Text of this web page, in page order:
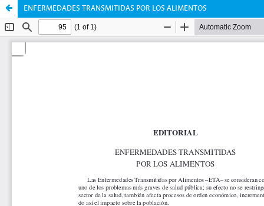
ENFERMEDADES TRANSMITIDAS POR LOS ALIMENTOS